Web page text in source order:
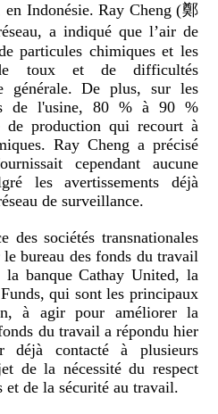
en Indonésie. Ray Cheng (鄭
a indiqué que l’air de
particules chimiques et les
toux et de difficultés
générale. De plus, sur les
de l'usine, 80 % à 90 %
production qui recourt à
Ray Cheng a précisé
cependant aucune
les avertissements déjà
de surveillance.
des sociétés transnationales
bureau des fonds du travail
banque Cathay United, la
qui sont les principaux
à agir pour améliorer la
du travail a répondu hier
déjà contacté à plusieurs
de la nécessité du respect
et de la sécurité au travail.